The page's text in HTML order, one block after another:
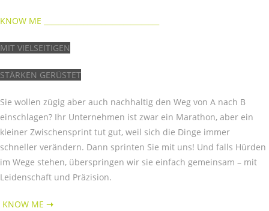
KNOW ME ​​​_________​_______________________
MIT VIELSEITIGEN
STÄRKEN GERÜSTET
Sie wollen zügig aber auch nachhaltig den Weg von A nach B
einschlagen? Ihr Unternehmen ist zwar ein Marathon, aber ein
kleiner Zwischensprint tut gut, weil sich die Dinge immer
schneller verändern. Dann sprinten Sie mit uns! Und falls Hürden
im Wege stehen, überspringen wir sie einfach gemeinsam – mit
Leidenschaft und Präzision.
KNOW ME ➝